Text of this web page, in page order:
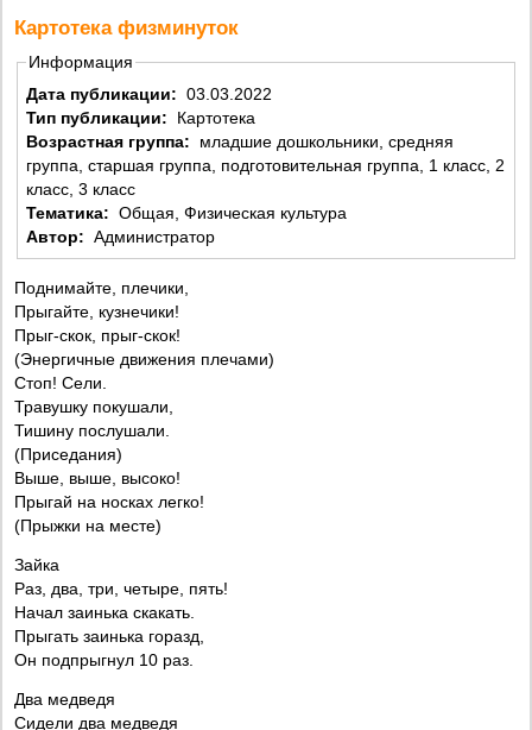
Картотека физминуток
Информация
Дата публикации: 03.03.2022
Тип публикации:
Картотека
Возрастная группа:
группа, старшая группа, подготовительная группа, 1 класс, 2
класс, 3 класс
Тематика: Общая, Физическая культура
Автор: Администратор
Поднимайте, плечики,
Прыгайте, кузнечики!
Прыг-скок, прыг-скок!
(Энергичные движения плечами)
Стоп! Сели.
Травушку покушали,
Тишину послушали.
(Приседания)
Выше, выше, высоко!
Прыгай на носках легко!
(Прыжки на месте)
Зайка
Раз, два, три, четыре, пять!
Начал заинька скакать.
Прыгать заинька горазд,
Он подпрыгнул 10 раз.
Два медведя
Сидели два медведя